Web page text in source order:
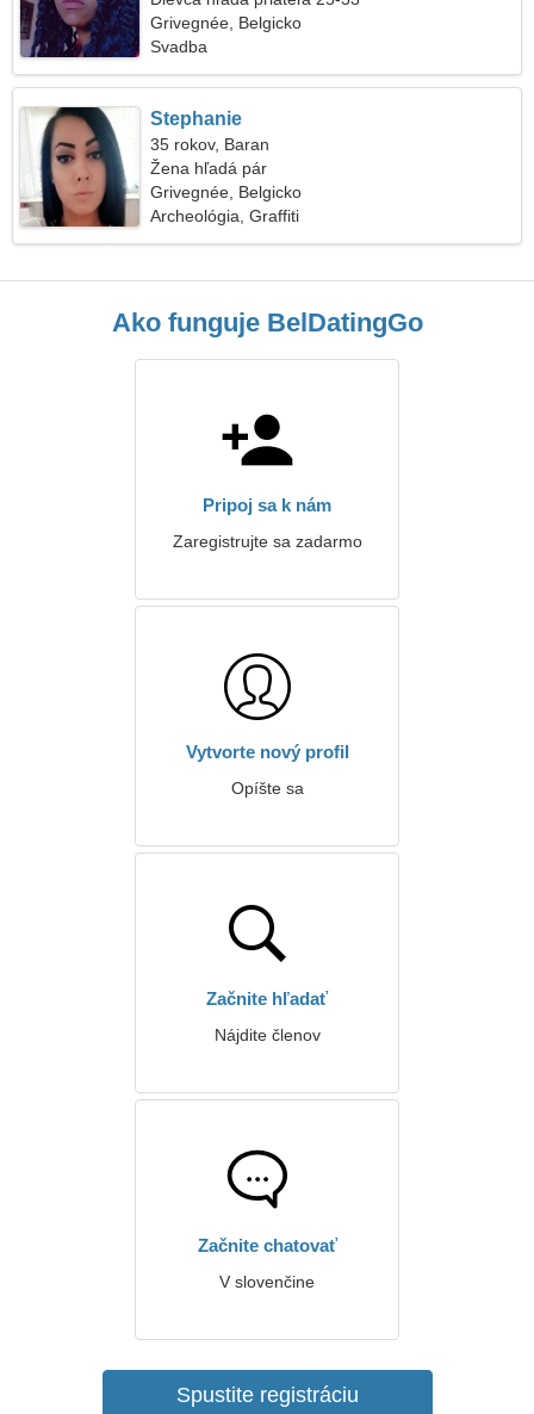
Grivegnée, Belgicko
Svadba
Stephanie
35 rokov, Baran
Žena hľadá pár
Grivegnée, Belgicko
Archeológia, Graffiti
Ako funguje BelDatingGo
Pripoj sa k nám
Zaregistrujte sa zadarmo
Vytvorte nový profil
Opíšte sa
Začnite hľadať
Nájdite členov
Začnite chatovať
V slovenčine
Spustite registráciu